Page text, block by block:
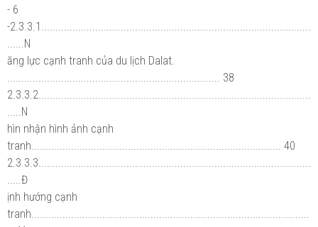
- 6
-2.3.3.1...............................................................................................
......N
ăng lực cạnh tranh của du lịch Dalat.
........................................................................... 38
2.3.3.2................................................................................................
.....N
hìn nhận hình ảnh cạnh
tranh........................................................................................ 40
2.3.3.3................................................................................................
.....Đ
ịnh hướng cạnh
tranh..................................................................................................